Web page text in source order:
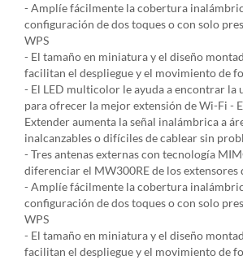
- Amplíe fácilmente la cobertura
configuración de dos toques o con solo
WPS
- El tamaño en miniatura y el diseño
facilitan el despliegue y el movimiento de
- El LED multicolor le ayuda a encontrar la
para ofrecer la mejor extensión de Wi-Fi -
Extender aumenta la señal inalámbrica a
inalcanzables o difíciles de cablear sin
- Tres antenas externas con tecnología
diferenciar el MW300RE de los
- Amplíe fácilmente la cobertura
configuración de dos toques o con solo
WPS
- El tamaño en miniatura y el diseño
facilitan el despliegue y el movimiento de